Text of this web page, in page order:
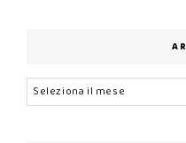
Archivi